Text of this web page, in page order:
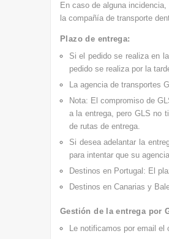
En caso de alguna
la compañía de transporte
Plazo de entrega:
Si el pedido se realiza en
pedido se realiza por la
La agencia de transportes
Nota: El compromiso de
a la entrega, pero GLS no
de rutas de entrega.
Si desea adelantar la
para intentar que su
Destinos en Portugal: El
Destinos en Canarias y
Gestión de la entrega por
Le notificamos por email el